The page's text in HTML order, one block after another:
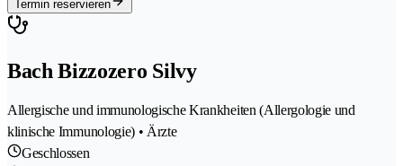
Termin reservieren
Bach Bizzozero Silvy
Allergische und immunologische Krankheiten (Allergologie und
klinische Immunologie) • Ärzte
Geschlossen